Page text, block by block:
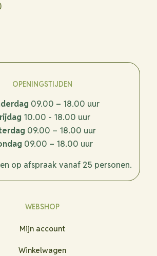
OPENINGSTIJDEN
09.00 – 18.00 uur
10.00 - 18.00 uur
09.00 – 18.00 uur
09.00 – 18.00 uur
op afspraak vanaf 25 personen.
WEBSHOP
Mijn account
Winkelwagen